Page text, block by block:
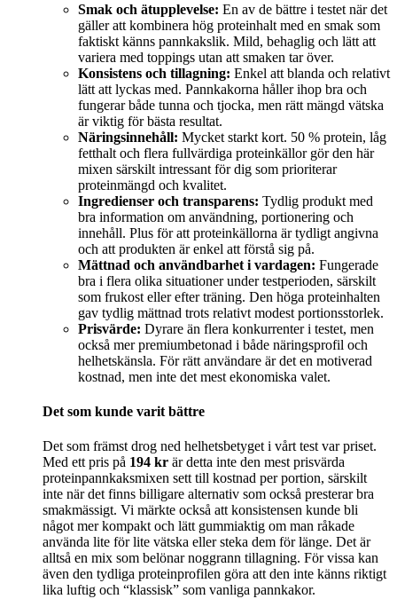
Smak och ätupplevelse: En av de bättre i testet när det
gäller att kombinera hög proteinhalt med en smak som
faktiskt känns pannkakslik. Mild, behaglig och lätt att
variera med toppings utan att smaken tar över.
Konsistens och tillagning: Enkel att blanda och relativt
lätt att lyckas med. Pannkakorna håller ihop bra och
fungerar både tunna och tjocka, men rätt mängd vätska
är viktig för bästa resultat.
Näringsinnehåll: Mycket starkt kort. 50 % protein, låg
fetthalt och flera fullvärdiga proteinkällor gör den här
mixen särskilt intressant för dig som prioriterar
proteinmängd och kvalitet.
Ingredienser och transparens: Tydlig produkt med
bra information om användning, portionering och
innehåll. Plus för att proteinkällorna är tydligt angivna
och att produkten är enkel att förstå sig på.
Mättnad och användbarhet i vardagen: Fungerade
bra i flera olika situationer under testperioden, särskilt
som frukost eller efter träning. Den höga proteinhalten
gav tydlig mättnad trots relativt modest portionsstorlek.
Prisvärde: Dyrare än flera konkurrenter i testet, men
också mer premiumbetonad i både näringsprofil och
helhetskänsla. För rätt användare är det en motiverad
kostnad, men inte det mest ekonomiska valet.
Det som kunde varit bättre
Det som främst drog ned helhetsbetyget i vårt test var priset.
Med ett pris på 194 kr är detta inte den mest prisvärda
proteinpannkaksmixen sett till kostnad per portion, särskilt
inte när det finns billigare alternativ som också presterar bra
smakmässigt. Vi märkte också att konsistensen kunde bli
något mer kompakt och lätt gummiaktig om man råkade
använda lite för lite vätska eller steka dem för länge. Det är
alltså en mix som belönar noggrann tillagning. För vissa kan
även den tydliga proteinprofilen göra att den inte känns riktigt
lika luftig och “klassisk” som vanliga pannkakor.